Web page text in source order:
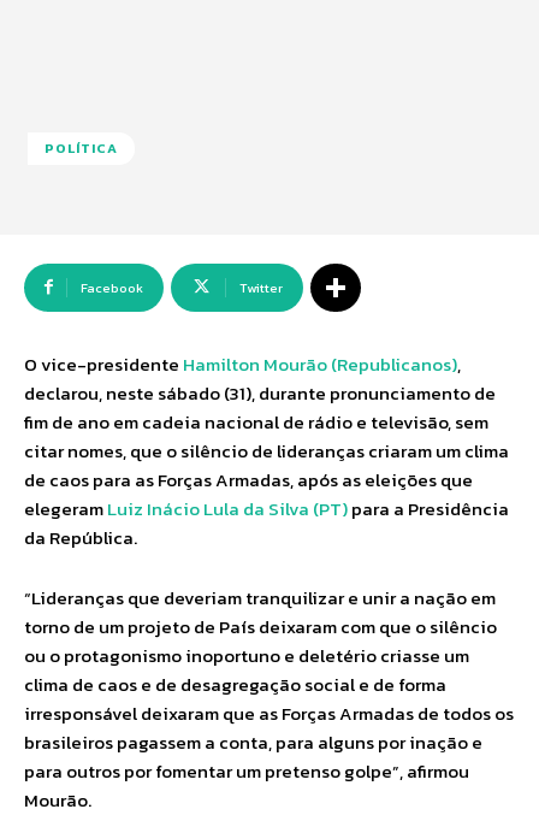
POLÍTICA
Facebook Twitter
O vice-presidente Hamilton Mourão (Republicanos),
declarou, neste sábado (31), durante pronunciamento de
fim de ano em cadeia nacional de rádio e televisão, sem
citar nomes, que o silêncio de lideranças criaram um clima
de caos para as Forças Armadas, após as eleições que
elegeramLuiz Inácio Lula da Silva (PT)para a Presidência
da República.
“Lideranças que deveriam tranquilizar e unir a nação em
torno de um projeto de País deixaram com que o silêncio
ou o protagonismo inoportuno e deletério criasse um
clima de caos e de desagregação social e de forma
irresponsável deixaram que as Forças Armadas de todos os
brasileiros pagassem a conta, para alguns por inação e
para outros por fomentar um pretenso golpe”, afirmou
Mourão.